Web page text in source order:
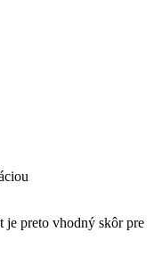
preto vhodný skôr pre